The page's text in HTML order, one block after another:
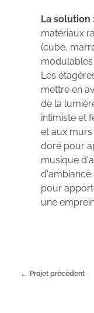
La solution :
matériaux
(cube,
modulables
Les
mettre en
de la
intimiste et
et aux
doré pour
musique
d'ambiance
pour
une
Projet précédent